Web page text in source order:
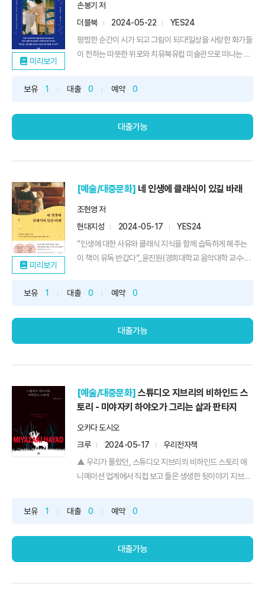
미리보기
손봉기 저
더블북
2024-05-22
YES24
평범한 순간이 시가 되고 그림이 되다!일상을 사랑한 화가들
이 전하는 따뜻한 위로와 치유북유럽 미술관으로 떠나는 미
신에게 그저 보기만 해도 위로와 치유를 선사할 한 권의 책
국립 미술관 컬...
보유 1 대출 0 예약 0
대출가능
미리보기
[예술/대중문화] 네 인생에 클래식이 있길 바래
조현영 저
현대지성
2024-05-17
YES24
“인생에 대한 사유와 클래식 지식을 함께 습득하게 해주는
이 책이 유독 반갑다”_윤진원(경희대학교 음악대학 교수·비
추천 ★ - 읽으면서 듣는 70개의 QR코드 수록 ★ 20년 차
보유 1 대출 0 예약 0
대출가능
[예술/대중문화] 스튜디오 지브리의 비하인드 스
토리 - 미야자키 하야오가 그리는 삶과 판타지
오카다 도시오
크루
2024-05-17
우리전자책
▲ 우리가 몰랐던, 스튜디오 지브리의 비하인드 스토리 애
니메이션 업계에서 직접 보고 들은 생생한 뒷이야기 지브리
은 없다! 스튜디오 지브리는 이제 하나의 장르나 다름없다.
보유 1 대출 0 예약 0
대출가능